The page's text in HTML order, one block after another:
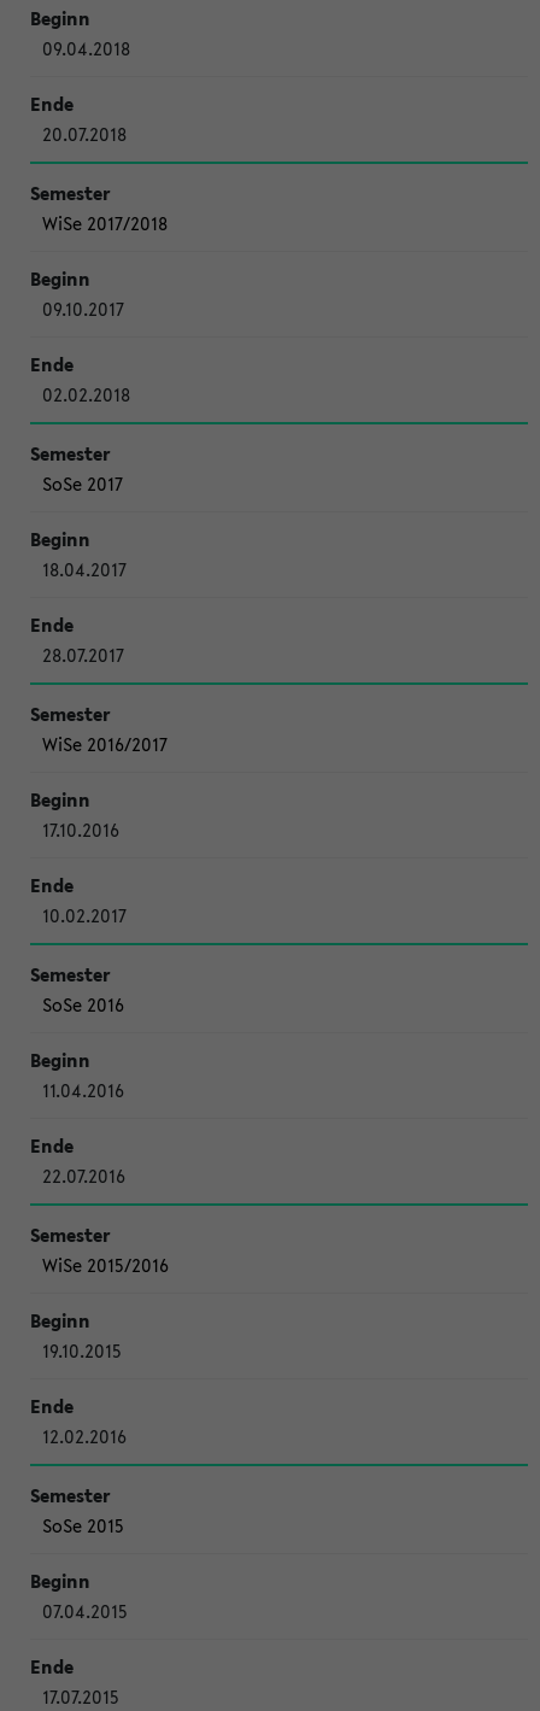
09.04.2018
20.07.2018
WiSe 2017/2018
09.10.2017
02.02.2018
SoSe 2017
18.04.2017
28.07.2017
WiSe 2016/2017
17.10.2016
10.02.2017
SoSe 2016
11.04.2016
22.07.2016
WiSe 2015/2016
19.10.2015
12.02.2016
SoSe 2015
07.04.2015
17.07.2015